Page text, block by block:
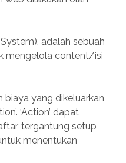
adalah sebuah
mengelola content/isi
yang dikeluarkan
‘Action’ dapat
tergantung setup
menentukan